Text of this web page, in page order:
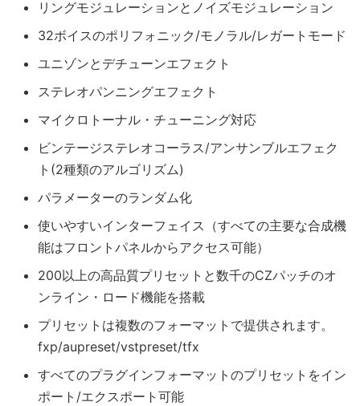
リングモジュレーションとノイズモジュレーション
32ボイスのポリフォニック/モノラル/レガートモード
ユニゾンとデチューンエフェクト
ステレオパンニングエフェクト
マイクロトーナル・チューニング対応
ビンテージステレオコーラス/アンサンブルエフェク
ト(2種類のアルゴリズム)
パラメーターのランダム化
使いやすいインターフェイス（すべての主要な合成機
能はフロントパネルからアクセス可能）
200以上の高品質プリセットと数千のCZパッチのオ
ンライン・ロード機能を搭載
プリセットは複数のフォーマットで提供されます。
fxp/aupreset/vstpreset/tfx
すべてのプラグインフォーマットのプリセットをイン
ポート/エクスポート可能